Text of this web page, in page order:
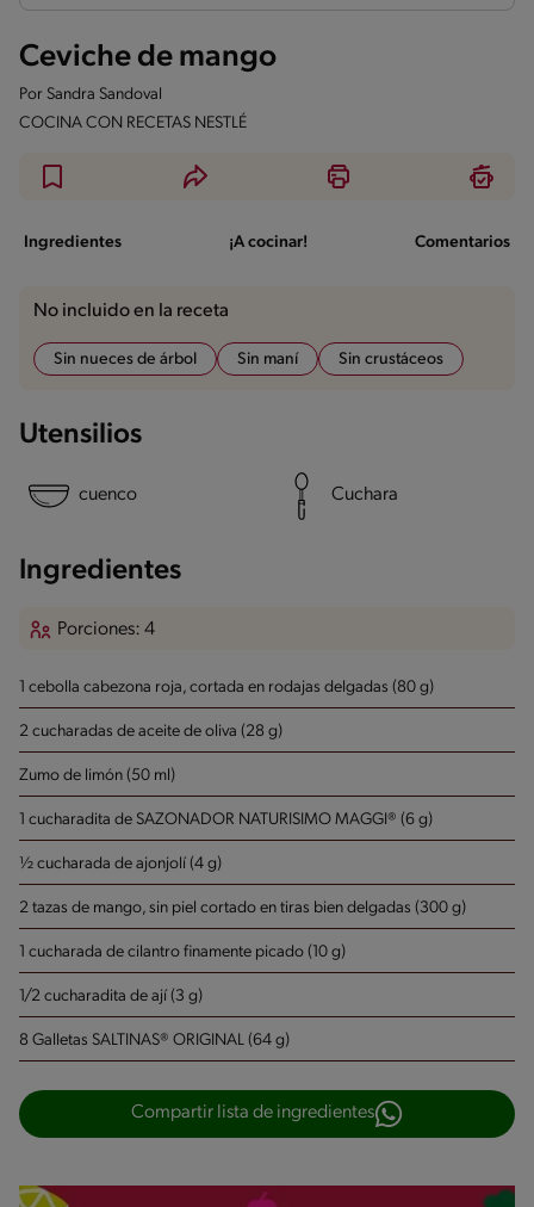
Ceviche de mango
Por Sandra Sandoval
COCINA CON RECETAS NESTLÉ
Ingredientes ¡A cocinar! Comentarios
No incluido en la receta
Sin nueces de árbol Sin maní Sin crustáceos
Utensilios
cuenco Cuchara
Ingredientes
Porciones: 4
1 cebolla cabezona roja, cortada en rodajas delgadas (80 g)
2 cucharadas de aceite de oliva (28 g)
Zumo de limón (50 ml)
1 cucharadita de SAZONADOR NATURISIMO MAGGI® (6 g)
½ cucharada de ajonjolí (4 g)
2 tazas de mango, sin piel cortado en tiras bien delgadas (300 g)
1 cucharada de cilantro finamente picado (10 g)
1/2 cucharadita de ají (3 g)
8 Galletas SALTINAS® ORIGINAL (64 g)
Compartir lista de ingredientes